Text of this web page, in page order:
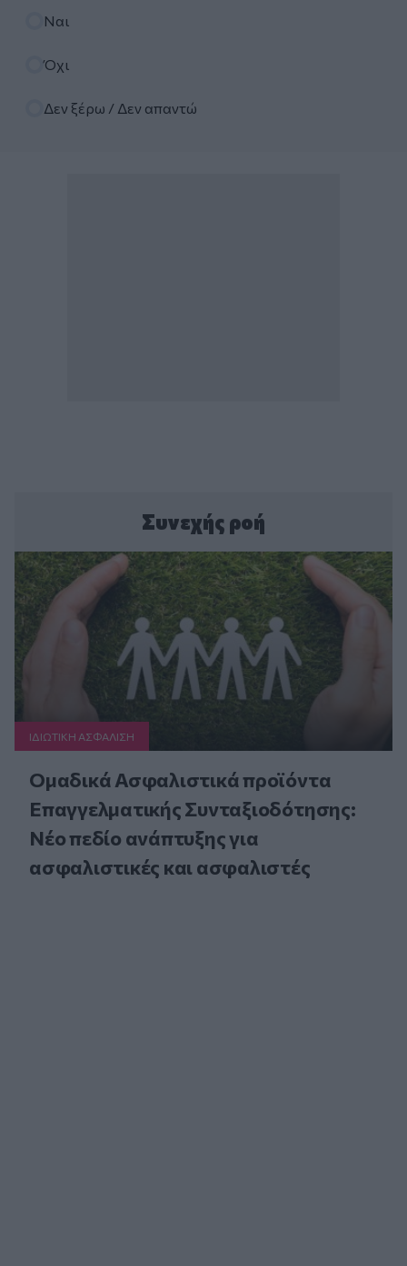
Ναι
Όχι
Δεν ξέρω / Δεν απαντώ
Συνεχής ροή
ΙΔΙΩΤΙΚΗ ΑΣΦAΛΙΣΗ
Ομαδικά Ασφαλιστικά προϊόντα
Επαγγελματικής Συνταξιοδότησης:
Νέο πεδίο ανάπτυξης για
ασφαλιστικές και ασφαλιστές